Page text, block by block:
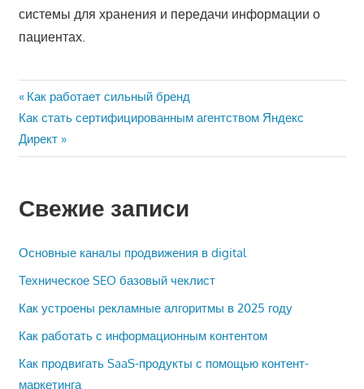
системы для хранения и передачи информации о
пациентах.
Навигация
по
записям
Предыдущая
запись:
Как работает сильный бренд
Следующая
запись:
Как стать сертифицированным агентством Яндекс
Директ
Свежие записи
Основные каналы продвижения в digital
Техническое SEO базовый чеклист
Как устроены рекламные алгоритмы в 2025 году
Как работать с информационным контентом
Как продвигать SaaS-продукты с помощью контент-
маркетинга